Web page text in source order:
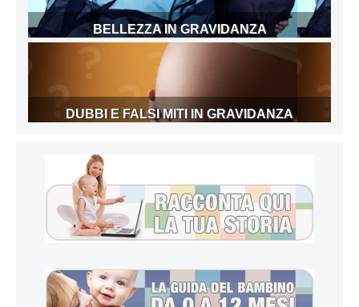
BELLEZZA IN GRAVIDANZA
DUBBI E FALSI MITI IN GRAVIDANZA